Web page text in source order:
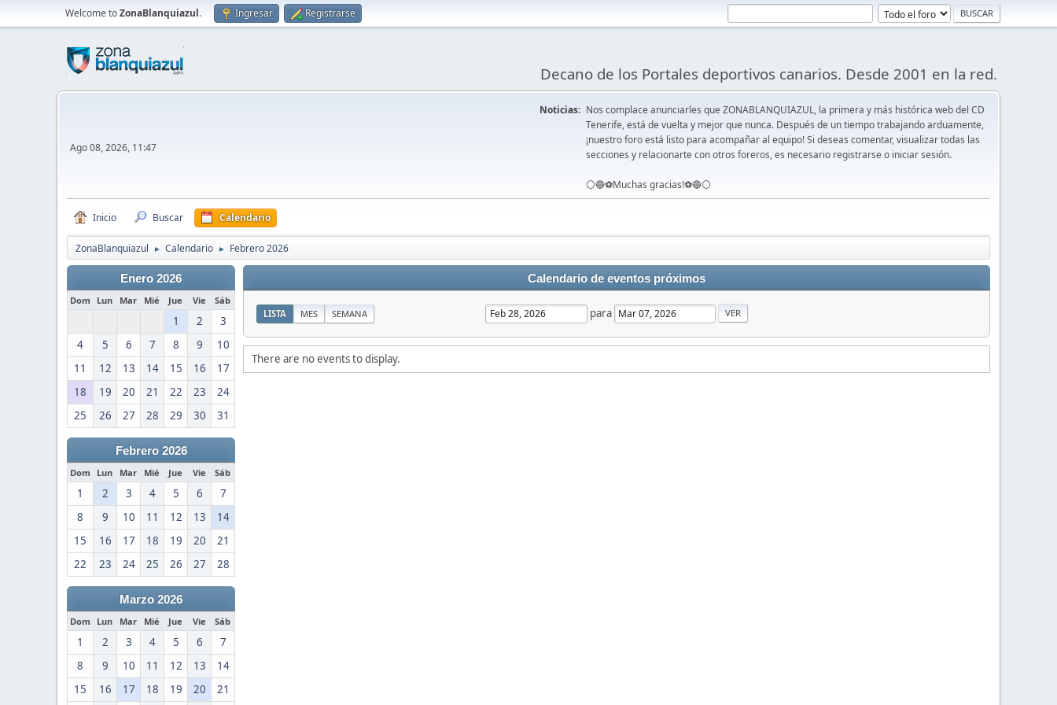
Welcome toZonaBlanquiazul. Ingresar Registrarse
Decano de los Portales deportivos canarios. Desde 2001 en la red.
Ago 08, 2026, 11:47
Noticias: Nos complace anunciarles que ZONABLANQUIAZUL, la primera y más histórica web del CD
Tenerife, está de vuelta y mejor que nunca. Después de un tiempo trabajando arduamente,
¡nuestro foro está listo para acompañar al equipo! Si deseas comentar, visualizar todas las
secciones y relacionarte con otros foreros, es necesario registrarse o iniciar sesión.
⚪️🔵⚽️Muchas gracias!⚽️🔵⚪️
Inicio Buscar Calendario
ZonaBlanquiazul ► Calendario ► Febrero 2026
Enero 2026
Dom Lun Mar Mié Jue Vie Sáb
1 2
3
4
5 6 7 8 9
10
11
12 13 14 15 16
17
18
19 20 21 22 23
24
25
26 27 28 29 30 31
Febrero 2026
Dom Lun Mar Mié Jue Vie Sáb
1 2 3 4 5 6
7
8
9 10 11 12 13
14
15
16 17 18 19 20
21
22
23 24 25 26 27 28
Marzo 2026
Dom Lun Mar Mié Jue Vie Sáb
1 2 3 4 5 6
7
8
9 10 11 12 13
14
15
16 17 18 19 20 21
Calendario de eventos próximos
LISTA MES SEMANA para
There are no events to display.